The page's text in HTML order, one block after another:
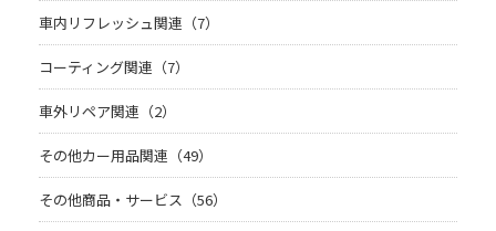
車内リフレッシュ関連（7）
コーティング関連（7）
車外リペア関連（2）
その他カー用品関連（49）
その他商品・サービス（56）